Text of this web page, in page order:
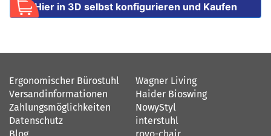
Hier in 3D selbst konfigurieren und Kaufen
Ergonomischer Bürostuhl
Versandinformationen
Zahlungsmöglichkeiten
Datenschutz
Wagner Living
Haider Bioswing
NowyStyl
interstuhl